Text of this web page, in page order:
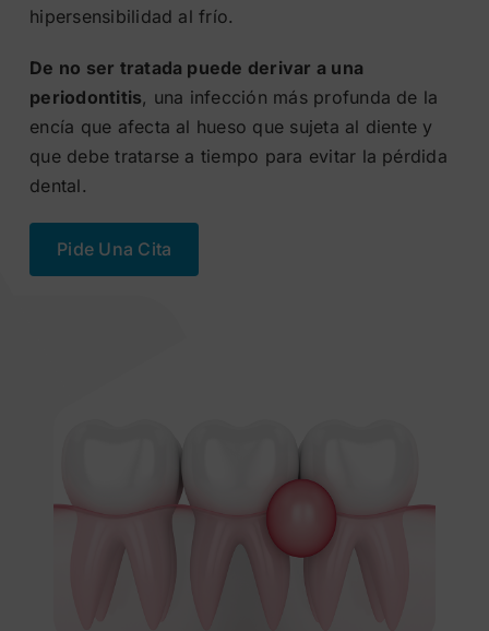
hipersensibilidad al frío.
De no ser tratada puede derivar a una
periodontitis, una infección más profunda de la
encía que afecta al hueso que sujeta al diente y
que debe tratarse a tiempo para evitar la pérdida
dental.
Pide Una Cita